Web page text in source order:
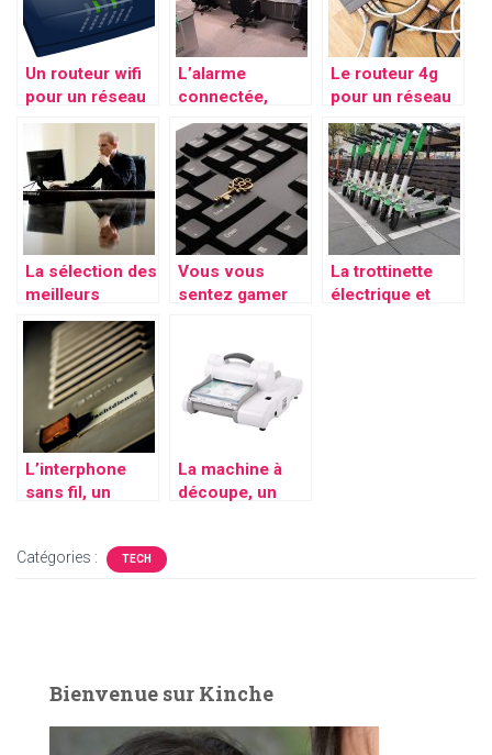
Un routeur wifi
pour un réseau
de qualité
L’alarme
connectée,
assurance pour
une protection
de la personne
Le routeur 4g
pour un réseau
efficace
La sélection des
meilleurs
écrans
professionnels
Vous vous
sentez gamer
qu’il vous faut,
un clavier
gamer !
La trottinette
électrique et
L’interphone
sans fil, un
communication
La machine à
découpe, un
Catégories : TECH
Bienvenue sur Kinche